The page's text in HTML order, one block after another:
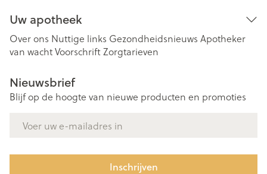
Uw apotheek
Over ons Nuttige links Gezondheidsnieuws Apotheker
van wachtVoorschriftZorgtarieven
Nieuwsbrief
Blijf op de hoogte van nieuwe producten en promoties
Inschrijven